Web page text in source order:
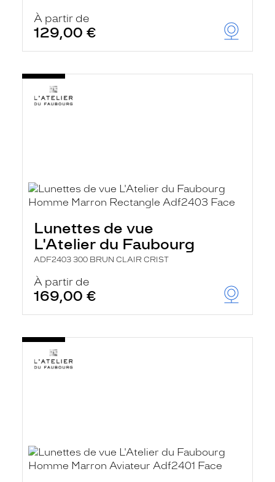
À partir de
129,00 €
Lunettes de vue
L'Atelier du Faubourg
ADF2403 300 BRUN CLAIR CRIST
À partir de
169,00 €